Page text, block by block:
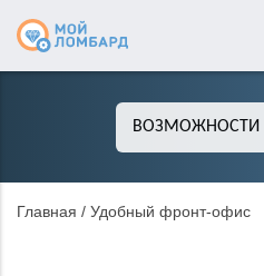
ВОЗМОЖНОСТИ
Главная / Удобный фронт-офис